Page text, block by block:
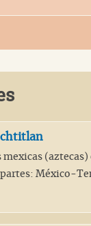
mexicas (aztecas)
México-